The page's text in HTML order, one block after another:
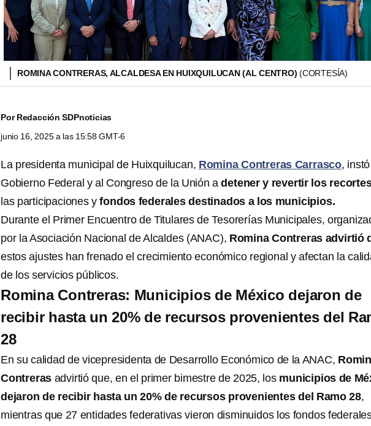
ROMINA CONTRERAS, ALCALDESA EN HUIXQUILUCAN (AL CENTRO) (CORTESÍA)
PorRedacción SDPnoticias
junio 16, 2025 a las 15:58 GMT-6
La presidenta municipal de Huixquilucan, Romina Contreras Carrasco, instó
Gobierno Federal y al Congreso de la Unión adetener y revertir los
las participaciones yfondos federales destinados a los municipios.
Durante el Primer Encuentro de Titulares de Tesorerías Municipales,
por la Asociación Nacional de Alcaldes (ANAC), Romina Contreras advirtió
estos ajustes han frenado el crecimiento económico regional y afectan la
de los servicios públicos.
Romina Contreras: Municipios de México dejaron de
recibir hasta un 20% de recursos provenientes del
28
En su calidad de vicepresidenta de Desarrollo Económico de la ANAC,
Contreras advirtió que, en el primer bimestre de 2025, los municipios de
dejaron de recibir hasta un 20% de recursos provenientes del Ramo 28,
mientras que 27 entidades federativas vieron disminuidos los fondos